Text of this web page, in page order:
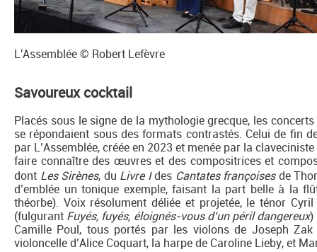
L'Assemblée © Robert Lefèvre
Savoureux cocktail
Placés sous le signe de la mythologie grecque, les
se répondaient sous des formats contrastés. Celui de fin
par L’Assemblée, créée en 2023 et menée par la
faire connaître des œuvres et des compositrices et
dont Les Sirènes, du Livre Ides Cantates françoisesde
d’emblée un tonique exemple, faisant la part belle à la
théorbe). Voix résolument déliée et projetée, le ténor
(fulgurant Fuyés, fuyés, éloignés-vous d’un péril dangereux)
Camille Poul, tous portés par les violons de Joseph
violoncelle d’Alice Coquart, la harpe de Caroline Lieby, et